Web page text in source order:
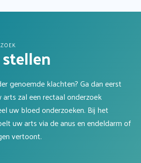
genoemde klachten? Ga dan eerst
zal een rectaal onderzoek
uw bloed onderzoeken. Bij het
uw arts via de anus en endeldarm of
vertoont.